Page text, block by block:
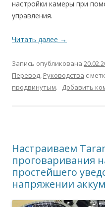
настройки камеры при
управления.
Читать далее →
Запись опубликована
Перевод, Руководства с
продвинутым. Добавить
Настраиваем
проговаривания
простейшего
напряжении